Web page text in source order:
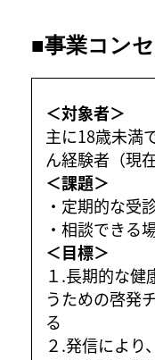
■事業コン
＜対象者＞
主に18歳未満
ん経験者（現
＜課題＞
・定期的な受
・相談できる
＜目標＞
１.長期的な健
うための啓発
る
２.発信により